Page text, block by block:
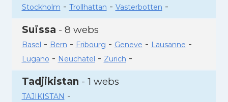
Stockholm - Trollhattan - Vasterbotten -
Suïssa - 8 webs
Basel - Bern - Fribourg - Geneve - Lausanne -
Lugano - Neuchatel - Zurich -
Tadjikistan - 1 webs
TAJIKISTAN -